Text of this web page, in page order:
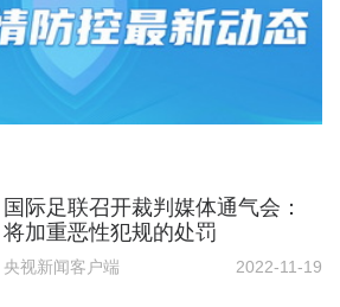
国际足联召开裁判媒体通气会：
将加重恶性犯规的处罚
央视新闻客户端 2022-11-19